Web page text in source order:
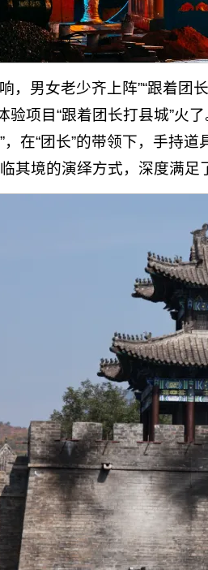
，男女老少齐上阵”“跟着
验项目“跟着团长打县城”火
，在“团长”的带领下，手持
其境的演绎方式，深度满